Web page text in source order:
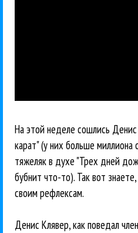
На этой неделе сошлись
карат" (у них больше
тяжеляк в духе "Трех дней
бубнит что-то). Так вот
своим рефлексам.
Денис Клявер, как поведал